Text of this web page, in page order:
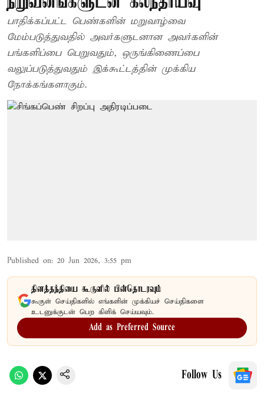
பாதிக்கப்பட்ட பெண்களின் மறுவாழ்வை
மேம்படுத்துவதில் அவர்களுடனான அவர்களின்
பங்களிப்பை பெறுவதும், ஒருங்கிணைப்பை
வலுப்படுத்துவதும் இக்கூட்டத்தின் முக்கிய
நோக்கங்களாகும்.
Published on: 20 Jun 2026, 3:55 pm
தினத்தந்தியை கூகுளில் பின்தொடரவும்
கூகுள் செய்திகளில் எங்களின் முக்கியச் செய்திகளை
உடனுக்குடன் பெற கிளிக் செய்யவும்.
Add as Preferred Source
Follow Us